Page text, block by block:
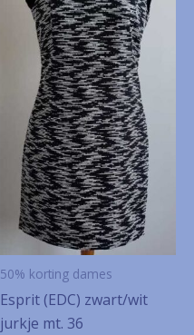
50% korting dames
Esprit (EDC) zwart/wit
jurkje mt. 36